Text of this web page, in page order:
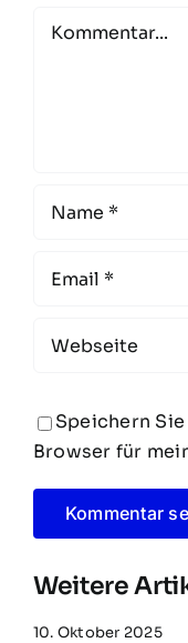
Comment
Speichern
Browser für
Weitere
10. Oktober 2025